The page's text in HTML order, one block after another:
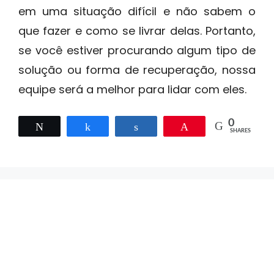
em uma situação difícil e não sabem o
que fazer e como se livrar delas. Portanto,
se você estiver procurando algum tipo de
solução ou forma de recuperação, nossa
equipe será a melhor para lidar com eles.
0
SHARES